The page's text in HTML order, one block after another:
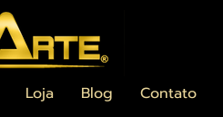
Loja Blog Contato